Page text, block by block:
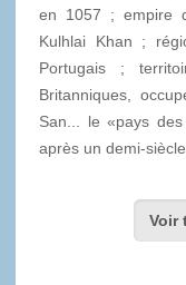
en 1057 ; empire
Kulhlai Khan ;
Portugais ;
Britanniques,
San... le «pays
après un demi-
Voir